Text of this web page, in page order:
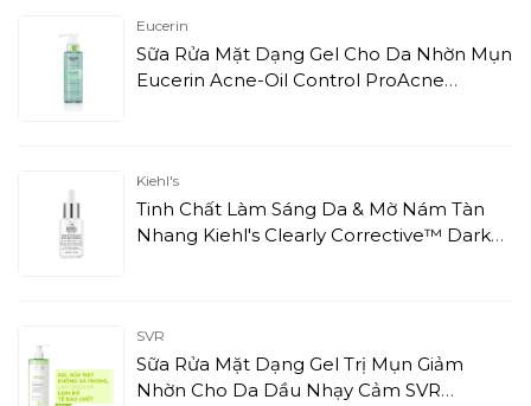
Eucerin
Sữa Rửa Mặt Dạng Gel Cho Da Nhờn Mụn
Eucerin Acne-Oil Control ProAcne
Kiehl's
Tinh Chất Làm Sáng Da & Mờ Nám Tàn
Nhang Kiehl's Clearly Corrective™ Dark
SVR
Sữa Rửa Mặt Dạng Gel Trị Mụn Giảm
Nhờn Cho Da Dầu Nhạy Cảm SVR